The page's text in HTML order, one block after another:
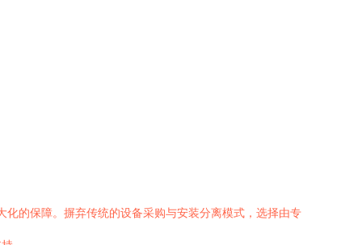
的保障。摒弃传统的设备采购与安装分离模式，选择由专